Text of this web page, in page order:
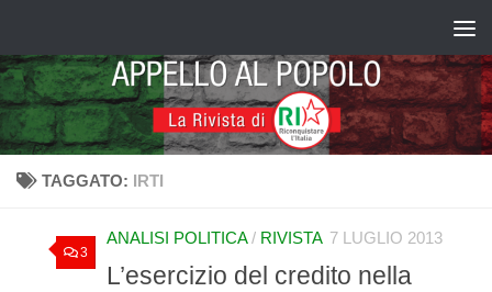
TAGGATO: IRTI
3
ANALISI POLITICA/ RIVISTA 7 LUGLIO 2013
L’esercizio del credito nella